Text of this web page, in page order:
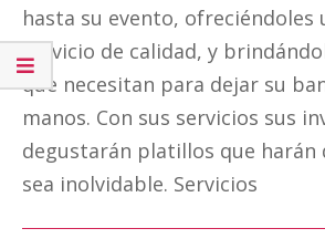
hasta su evento, ofreciéndoles
servicio de calidad, y
que necesitan para dejar su
manos. Con sus servicios sus
degustarán platillos que harán
sea inolvidable. Servicios